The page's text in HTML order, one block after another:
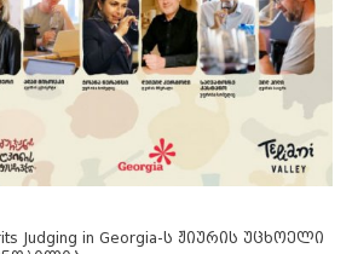
Judging in Georgia-ს ჟიურის უცხოელი